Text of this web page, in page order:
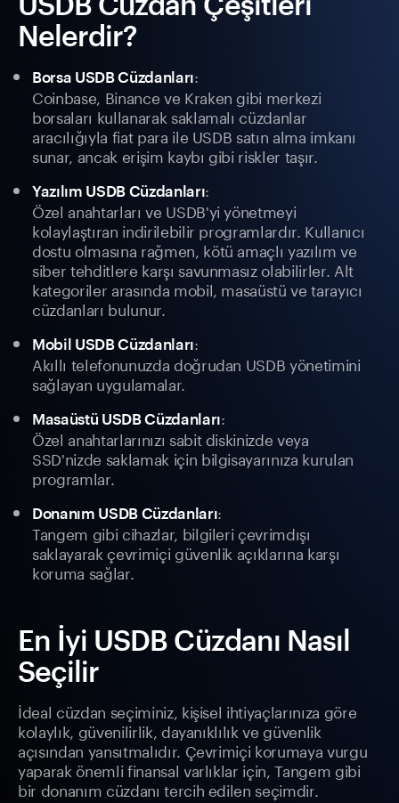
Nelerdir?
Borsa USDB Cüzdanları:
Coinbase, Binance ve Kraken gibi merkezi
borsaları kullanarak saklamalı cüzdanlar
aracılığıyla fiat para ile USDB satın alma imkanı
sunar, ancak erişim kaybı gibi riskler taşır.
Yazılım USDB Cüzdanları:
Özel anahtarları ve USDB'yi yönetmeyi
kolaylaştıran indirilebilir programlardır. Kullanıcı
dostu olmasına rağmen, kötü amaçlı yazılım ve
siber tehditlere karşı savunmasız olabilirler. Alt
kategoriler arasında mobil, masaüstü ve tarayıcı
cüzdanları bulunur.
Mobil USDB Cüzdanları:
Akıllı telefonunuzda doğrudan USDB yönetimini
sağlayan uygulamalar.
Masaüstü USDB Cüzdanları:
Özel anahtarlarınızı sabit diskinizde veya
SSD'nizde saklamak için bilgisayarınıza kurulan
programlar.
Donanım USDB Cüzdanları:
Tangem gibi cihazlar, bilgileri çevrimdışı
saklayarak çevrimiçi güvenlik açıklarına karşı
koruma sağlar.
En İyi USDB Cüzdanı Nasıl
Seçilir
İdeal cüzdan seçiminiz, kişisel ihtiyaçlarınıza göre
kolaylık, güvenilirlik, dayanıklılık ve güvenlik
açısından yansıtmalıdır. Çevrimiçi korumaya vurgu
yaparak önemli finansal varlıklar için, Tangem gibi
bir donanım cüzdanı tercih edilen seçimdir.